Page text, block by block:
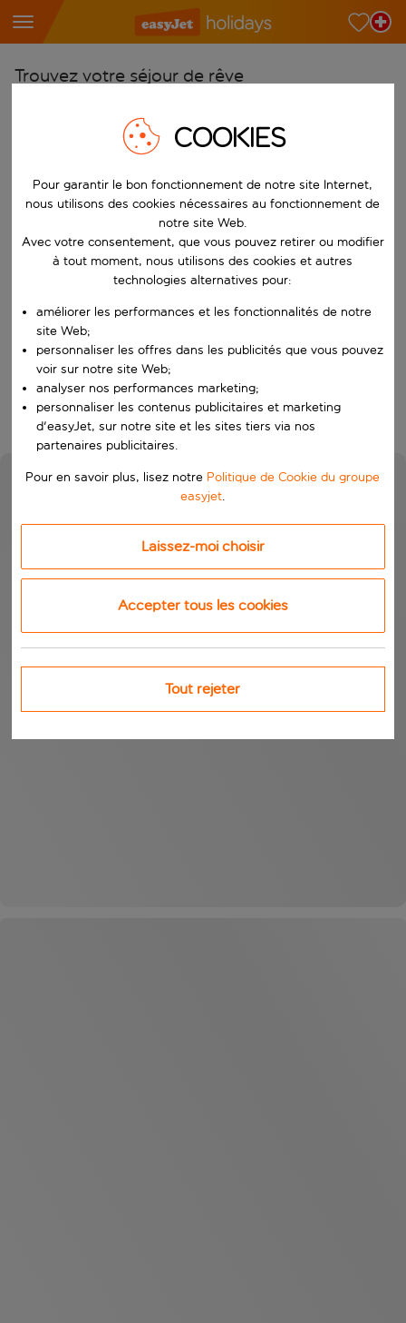
Trouvez votre séjour de rêve
Choisissez votre aéroport
Choisissez votre destination
Vers
Choisissez vos dates
Quand
Rechercher
COOKIES
Pour garantir le bon fonctionnement de notre site Internet,
nous utilisons des cookies nécessaires au fonctionnement de
notre site Web.
Avec votre consentement, que vous pouvez retirer ou modifier
à tout moment, nous utilisons des cookies et autres
technologies alternatives pour:
améliorer les performances et les fonctionnalités de notre
site Web;
personnaliser les offres dans les publicités que vous pouvez
voir sur notre site Web;
analyser nos performances marketing;
personnaliser les contenus publicitaires et marketing
d'easyJet, sur notre site et les sites tiers via nos
partenaires publicitaires.
Pour en savoir plus, lisez notre Politique de Cookie du groupe
easyjet.
Laissez-moi choisir
Accepter tous les cookies
Tout rejeter